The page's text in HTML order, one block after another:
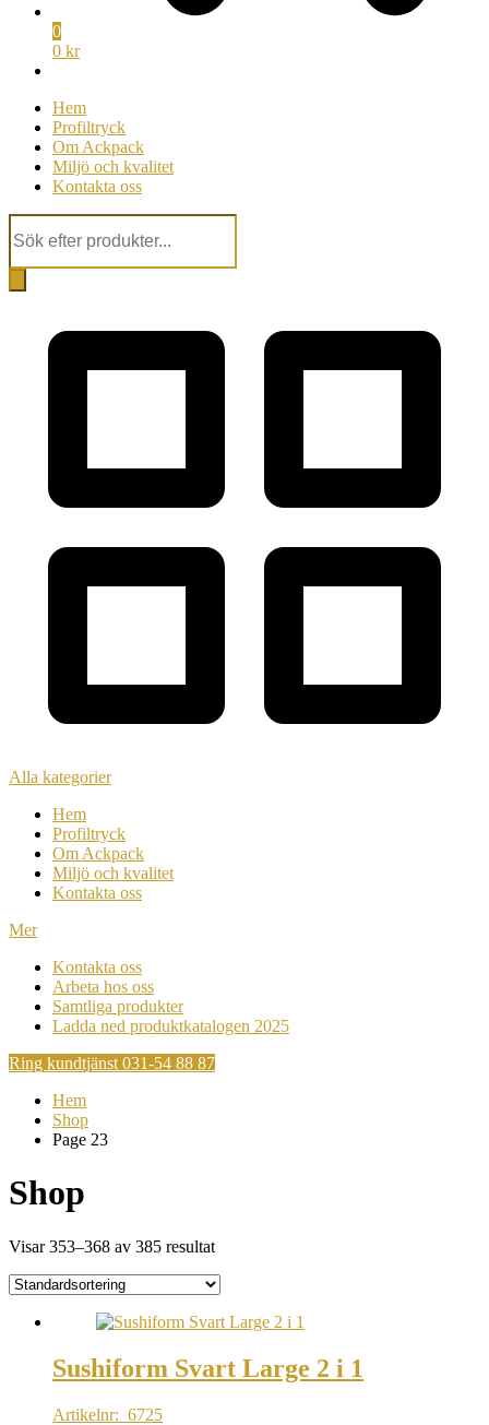
0
0 kr
Hem
Profiltryck
Om Ackpack
Miljö och kvalitet
Kontakta oss
Products
search
Alla kategorier
Hem
Profiltryck
Om Ackpack
Miljö och kvalitet
Kontakta oss
Mer
Kontakta oss
Arbeta hos oss
Samtliga produkter
Ladda ned produktkatalogen 2025
Ring kundtjänst 031-54 88 87
Hem
Shop
Page 23
Shop
Visar 353–368 av 385 resultat
Sushiform Svart Large 2 i 1
Artikelnr: 6725